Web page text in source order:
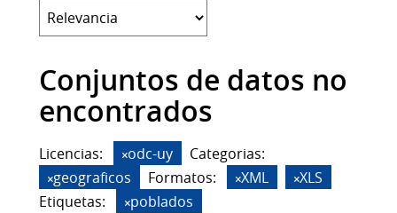
Conjuntos de datos no
encontrados
Licencias: odc-uy
Categorias:
geograficos
Formatos: XML
XLS
Etiquetas:
poblados